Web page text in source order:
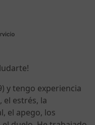
el estrés, la
el apego, los